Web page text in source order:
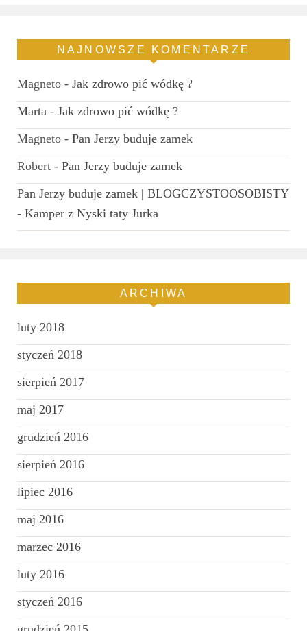
NAJNOWSZE KOMENTARZE
Magneto - Jak zdrowo pić wódkę ?
Marta - Jak zdrowo pić wódkę ?
Magneto - Pan Jerzy buduje zamek
Robert - Pan Jerzy buduje zamek
Pan Jerzy buduje zamek | BLOGCZYSTOOSOBISTY
- Kamper z Nyski taty Jurka
ARCHIWA
luty 2018
styczeń 2018
sierpień 2017
maj 2017
grudzień 2016
sierpień 2016
lipiec 2016
maj 2016
marzec 2016
luty 2016
styczeń 2016